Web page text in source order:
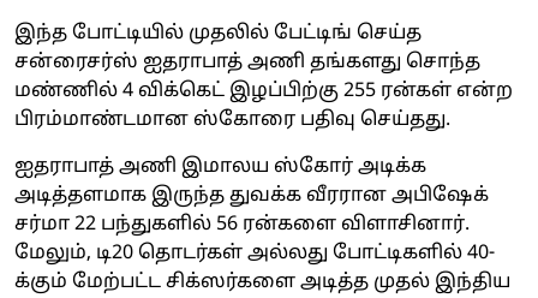
இந்த போட்டியில் முதலில் பேட்டிங் செய்த
சன்ரைசர்ஸ் ஐதராபாத் அணி தங்களது சொந்த
மண்ணில் 4 விக்கெட் இழப்பிற்கு 255 ரன்கள் என்ற
பிரம்மாண்டமான ஸ்கோரை பதிவு செய்தது.
ஐதராபாத் அணி இமாலய ஸ்கோர் அடிக்க
அடித்தளமாக இருந்த துவக்க வீரரான அபிஷேக்
சர்மா 22 பந்துகளில் 56 ரன்களை விளாசினார்.
மேலும், டி20 தொடர்கள் அல்லது போட்டிகளில் 40-
க்கும் மேற்பட்ட சிக்ஸர்களை அடித்த முதல் இந்திய